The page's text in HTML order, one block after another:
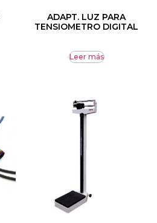
ADAPT. LUZ PARA
TENSIOMETRO DIGITAL
Leer más